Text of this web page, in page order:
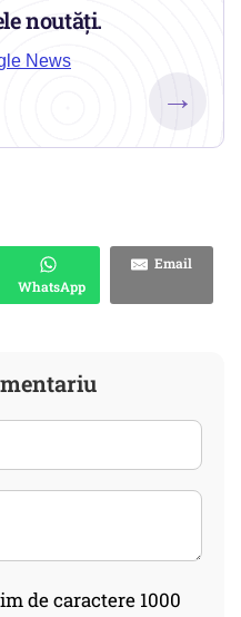
noutăți.
News
→
WhatsApp
Email
de caractere 1000